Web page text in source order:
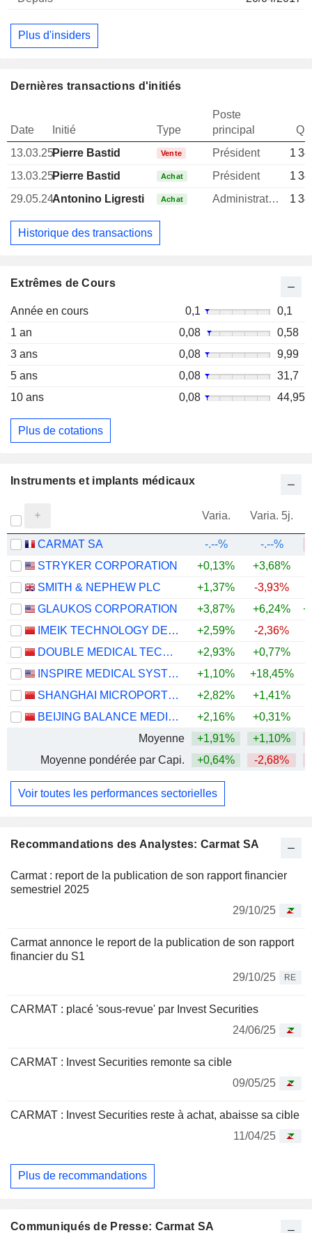
Recommandations des Analystes: Carmat SA
Carmat : report de la publication de son rapport financier
semestriel 2025
29/10/25
Carmat annonce le report de la publication de son rapport
financier du S1
29/10/25
RE
CARMAT : placé 'sous-revue' par Invest Securities
24/06/25
CARMAT : Invest Securities remonte sa cible
09/05/25
CARMAT : Invest Securities reste à achat, abaisse sa cible
11/04/25
Plus de recommandations
Communiqués de Presse: Carmat SA
Extrêmes de Cours
Année en cours 0,1
0,1
1 an
0,08
0,58
3 ans
0,08
9,99
5 ans
0,08
31,7
10 ans
0,08 44,95
Plus de cotations
Plus d'insiders
Dernières transactions d'initiés
Date Initié Type
Poste
principal
13.03.25Pierre Bastid Vente Président
1
13.03.25Pierre Bastid Achat Président
1
29.05.24Antonino Ligresti Achat Administrateur 1
Historique des transactions
Instruments et implants médicaux
Varia. Varia. 5j.
CARMAT SA -.--% -.--%
STRYKER CORPORATION
+0,13% +3,68%
SMITH & NEPHEW PLC
+1,37% -3,93%
GLAUKOS CORPORATION
+3,87% +6,24%
IMEIK TECHNOLOGY DEVELOPMENT CO.,LTD.
+2,59% -2,36%
DOUBLE MEDICAL TECHNOLOGY INC.
+2,93% +0,77%
INSPIRE MEDICAL SYSTEMS, INC.
+1,10% +18,45%
SHANGHAI MICROPORT ENDOVASCULAR MEDTECH CO., LTD.
+2,82% +1,41%
BEIJING BALANCE MEDICAL TECHNOLOGY CO.,LTD.
+2,16% +0,31%
Moyenne
+1,91% +1,10%
Moyenne pondérée par Capi.
+0,64% -2,68%
Voir toutes les performances sectorielles